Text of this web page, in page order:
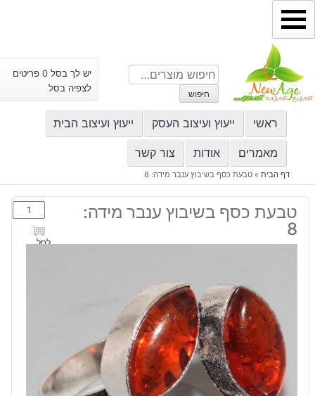
דילוג
לתוכן
חיפוש
עבור:
חיפוש
יש לך בסל 0 פריטים
לצפיה בסל
ראשי ייעוץ ועיצוב העסק ייעוץ ועיצוב הבית
מאמרים אודות צור קשר
דף הבית» טבעת כסף בשיבוץ ענבר מידה: 8
טבעת כסף בשיבוץ ענבר מידה:
8
כמות
של
טבעת
לסל